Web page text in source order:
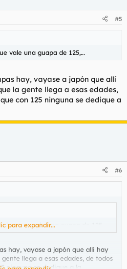
#5
vale una guapa de 125,...
hay, vayase a japón que alli
la gente llega a esas edades,
con 125 ninguna se dedique a
#6
que vale una guapa de 125,...
para expandir...
hay, vayase a japón que alli hay
llega a esas edades, de todos
ninguna se dedique a la